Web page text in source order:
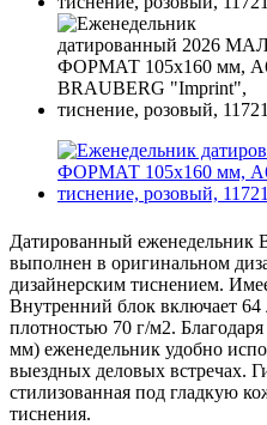
Датированный
выполнен в оригинальном
дизайнерским тиснением.
Внутренний блок включает 64
плотностью 70 г/м2.
мм) еженедельник удобно
выездных деловых встречах.
стилизованная под гладкую
тиснения.